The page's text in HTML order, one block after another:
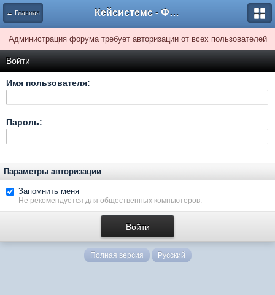
← Главная Кейсистемс - Форумы
Администрация форума требует авторизации от всех пользователей
Войти
Имя пользователя:
Пароль:
Параметры авторизации
Запомнить меня
Не рекомендуется для общественных компьютеров.
Полная версия Русский